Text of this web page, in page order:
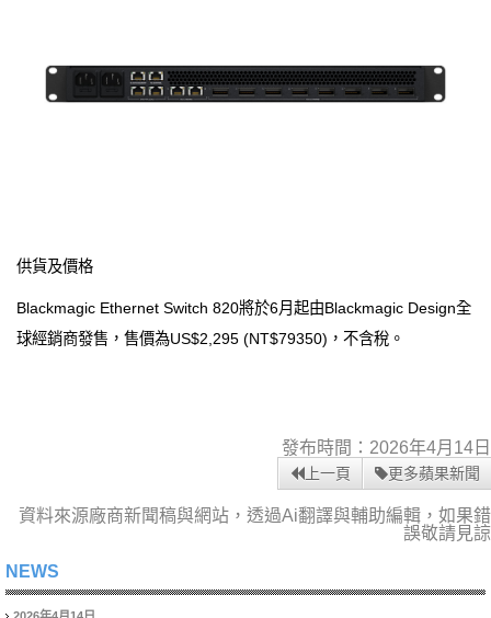
供貨及價格
Blackmagic Ethernet Switch 820將於6月起由Blackmagic Design全
球經銷商發售，售價為US$2,295 (NT$79350)，不含稅。
發布時間：2026年4月14日
上一頁 更多蘋果新聞
資料來源廠商新聞稿與網站，透過Ai翻譯與輔助編輯，如果錯
誤敬請見諒
NEWS
2026年4月14日